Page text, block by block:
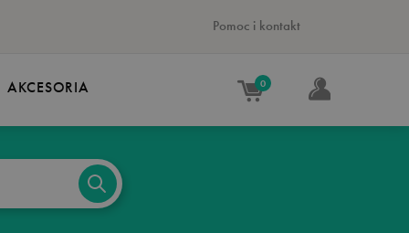
Pomoc i kontakt
AKCESORIA 0